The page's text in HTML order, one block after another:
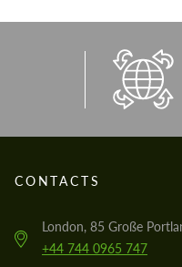
CONTACTS
London, 85 Große
+44 744 0965 747